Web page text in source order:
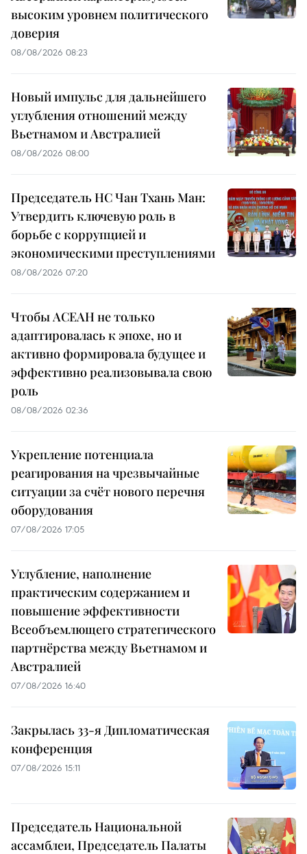
высоким уровнем политического
доверия
08/08/2026 08:23
Новый импульс для дальнейшего
углубления отношений между
Вьетнамом и Австралией
08/08/2026 08:00
Председатель НС Чан Тхань Ман:
Утвердить ключевую роль в
борьбе с коррупцией и
экономическими преступлениями
08/08/2026 07:20
Чтобы АСЕАН не только
адаптировалась к эпохе, но и
активно формировала будущее и
эффективно реализовывала свою
роль
08/08/2026 02:36
Укрепление потенциала
реагирования на чрезвычайные
ситуации за счёт нового перечня
оборудования
07/08/2026 17:05
Углубление, наполнение
практическим содержанием и
повышение эффективности
Всеобъемлющего стратегического
партнёрства между Вьетнамом и
Австралией
07/08/2026 16:40
Закрылась 33-я Дипломатическая
конференция
07/08/2026 15:11
Председатель Национальной
ассамблеи, Председатель Палаты